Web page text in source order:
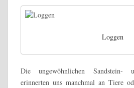
Loggen
Die ungewöhnlichen Sandstein-
erinnerten uns manchmal an Tiere